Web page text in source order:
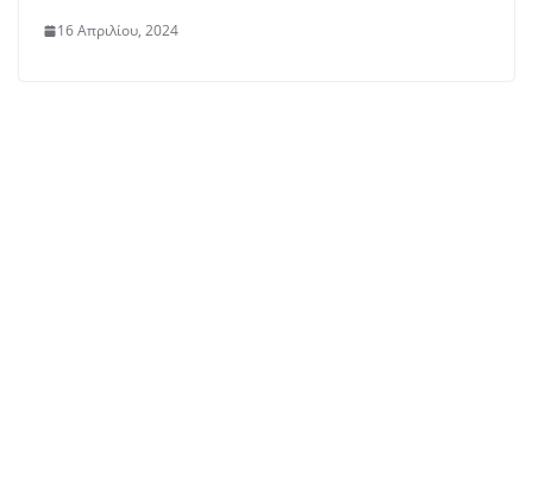
16 Απριλίου, 2024